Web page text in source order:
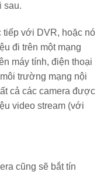
sau.
tiếp với DVR, hoặc nó
đi trên một mạng
máy tính, điện thoại
trường mạng nội
cả các camera được
video stream (với
cũng sẽ bắt tín